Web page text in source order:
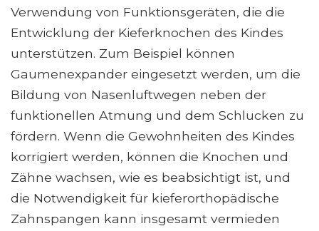
Verwendung von Funktionsgeräten, die die
Entwicklung der Kieferknochen des Kindes
unterstützen. Zum Beispiel können
Gaumenexpander eingesetzt werden, um die
Bildung von Nasenluftwegen neben der
funktionellen Atmung und dem Schlucken zu
fördern. Wenn die Gewohnheiten des Kindes
korrigiert werden, können die Knochen und
Zähne wachsen, wie es beabsichtigt ist, und
die Notwendigkeit für kieferorthopädische
Zahnspangen kann insgesamt vermieden